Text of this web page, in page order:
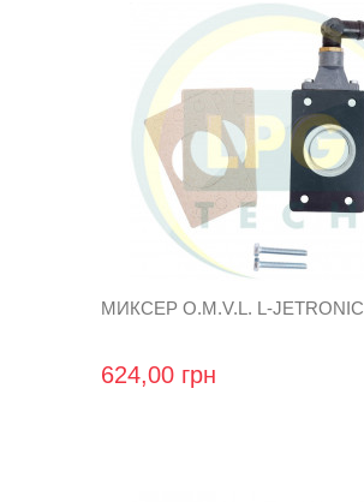
МИКСЕР O.M.V.L. L-JETRONIC
624,00 грн